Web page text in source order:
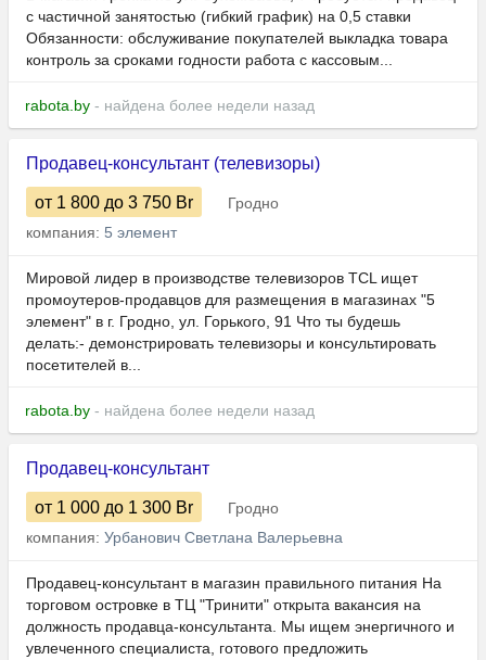
с частичной занятостью (гибкий график) на 0,5 ставки
Обязанности: обслуживание покупателей выкладка товара
контроль за сроками годности работа с кассовым...
rabota.by - найдена более недели назад
Продавец-консультант (телевизоры)
от 1 800 до 3 750 Br
Гродно
компания: 5 элемент
Мировой лидер в производстве телевизоров TCL ищет
промоутеров-продавцов для размещения в магазинах "5
элемент" в г. Гродно, ул. Горького, 91 Что ты будешь
делать:- демонстрировать телевизоры и консультировать
посетителей в...
rabota.by - найдена более недели назад
Продавец-консультант
от 1 000 до 1 300 Br
Гродно
компания: Урбанович Светлана Валерьевна
Продавец-консультант в магазин правильного питания На
торговом островке в ТЦ "Тринити" открыта вакансия на
должность продавца-консультанта. Мы ищем энергичного и
увлеченного специалиста, готового предложить